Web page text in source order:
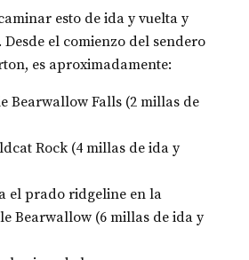
esto de ida y vuelta y
el comienzo del sendero
es aproximadamente:
Bearwallow Falls (2 millas de
Rock (4 millas de ida y
el prado ridgeline en la
Bearwallow (6 millas de ida y